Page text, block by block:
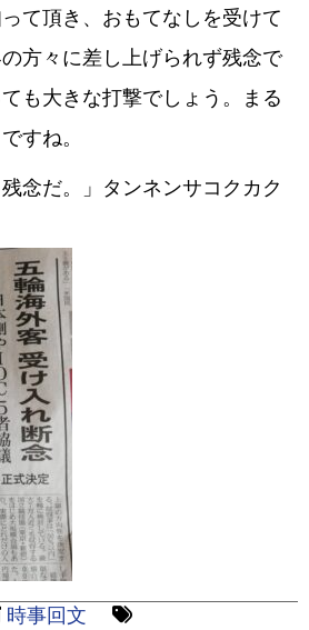
て頂き、おもてなしを受けて
方々に差し上げられず残念で
も大きな打撃でしょう。まる
すね。
念だ。」タンネンサコクカク
時事回文